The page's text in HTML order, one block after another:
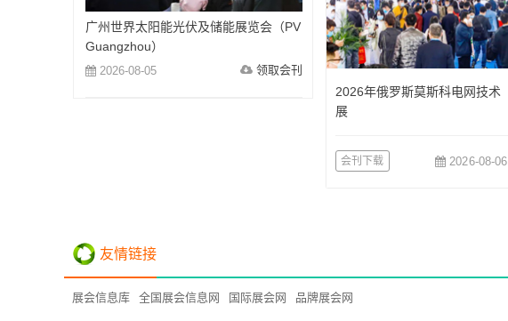
2026年俄罗斯莫斯科电网技术
展
会刊下载 2026-08-06
广州世界太阳能光伏及储能展览会（PV
Guangzhou）
2026-08-05 领取会刊
友情链接
展会信息库 全国展会信息网 国际展会网 品牌展会网